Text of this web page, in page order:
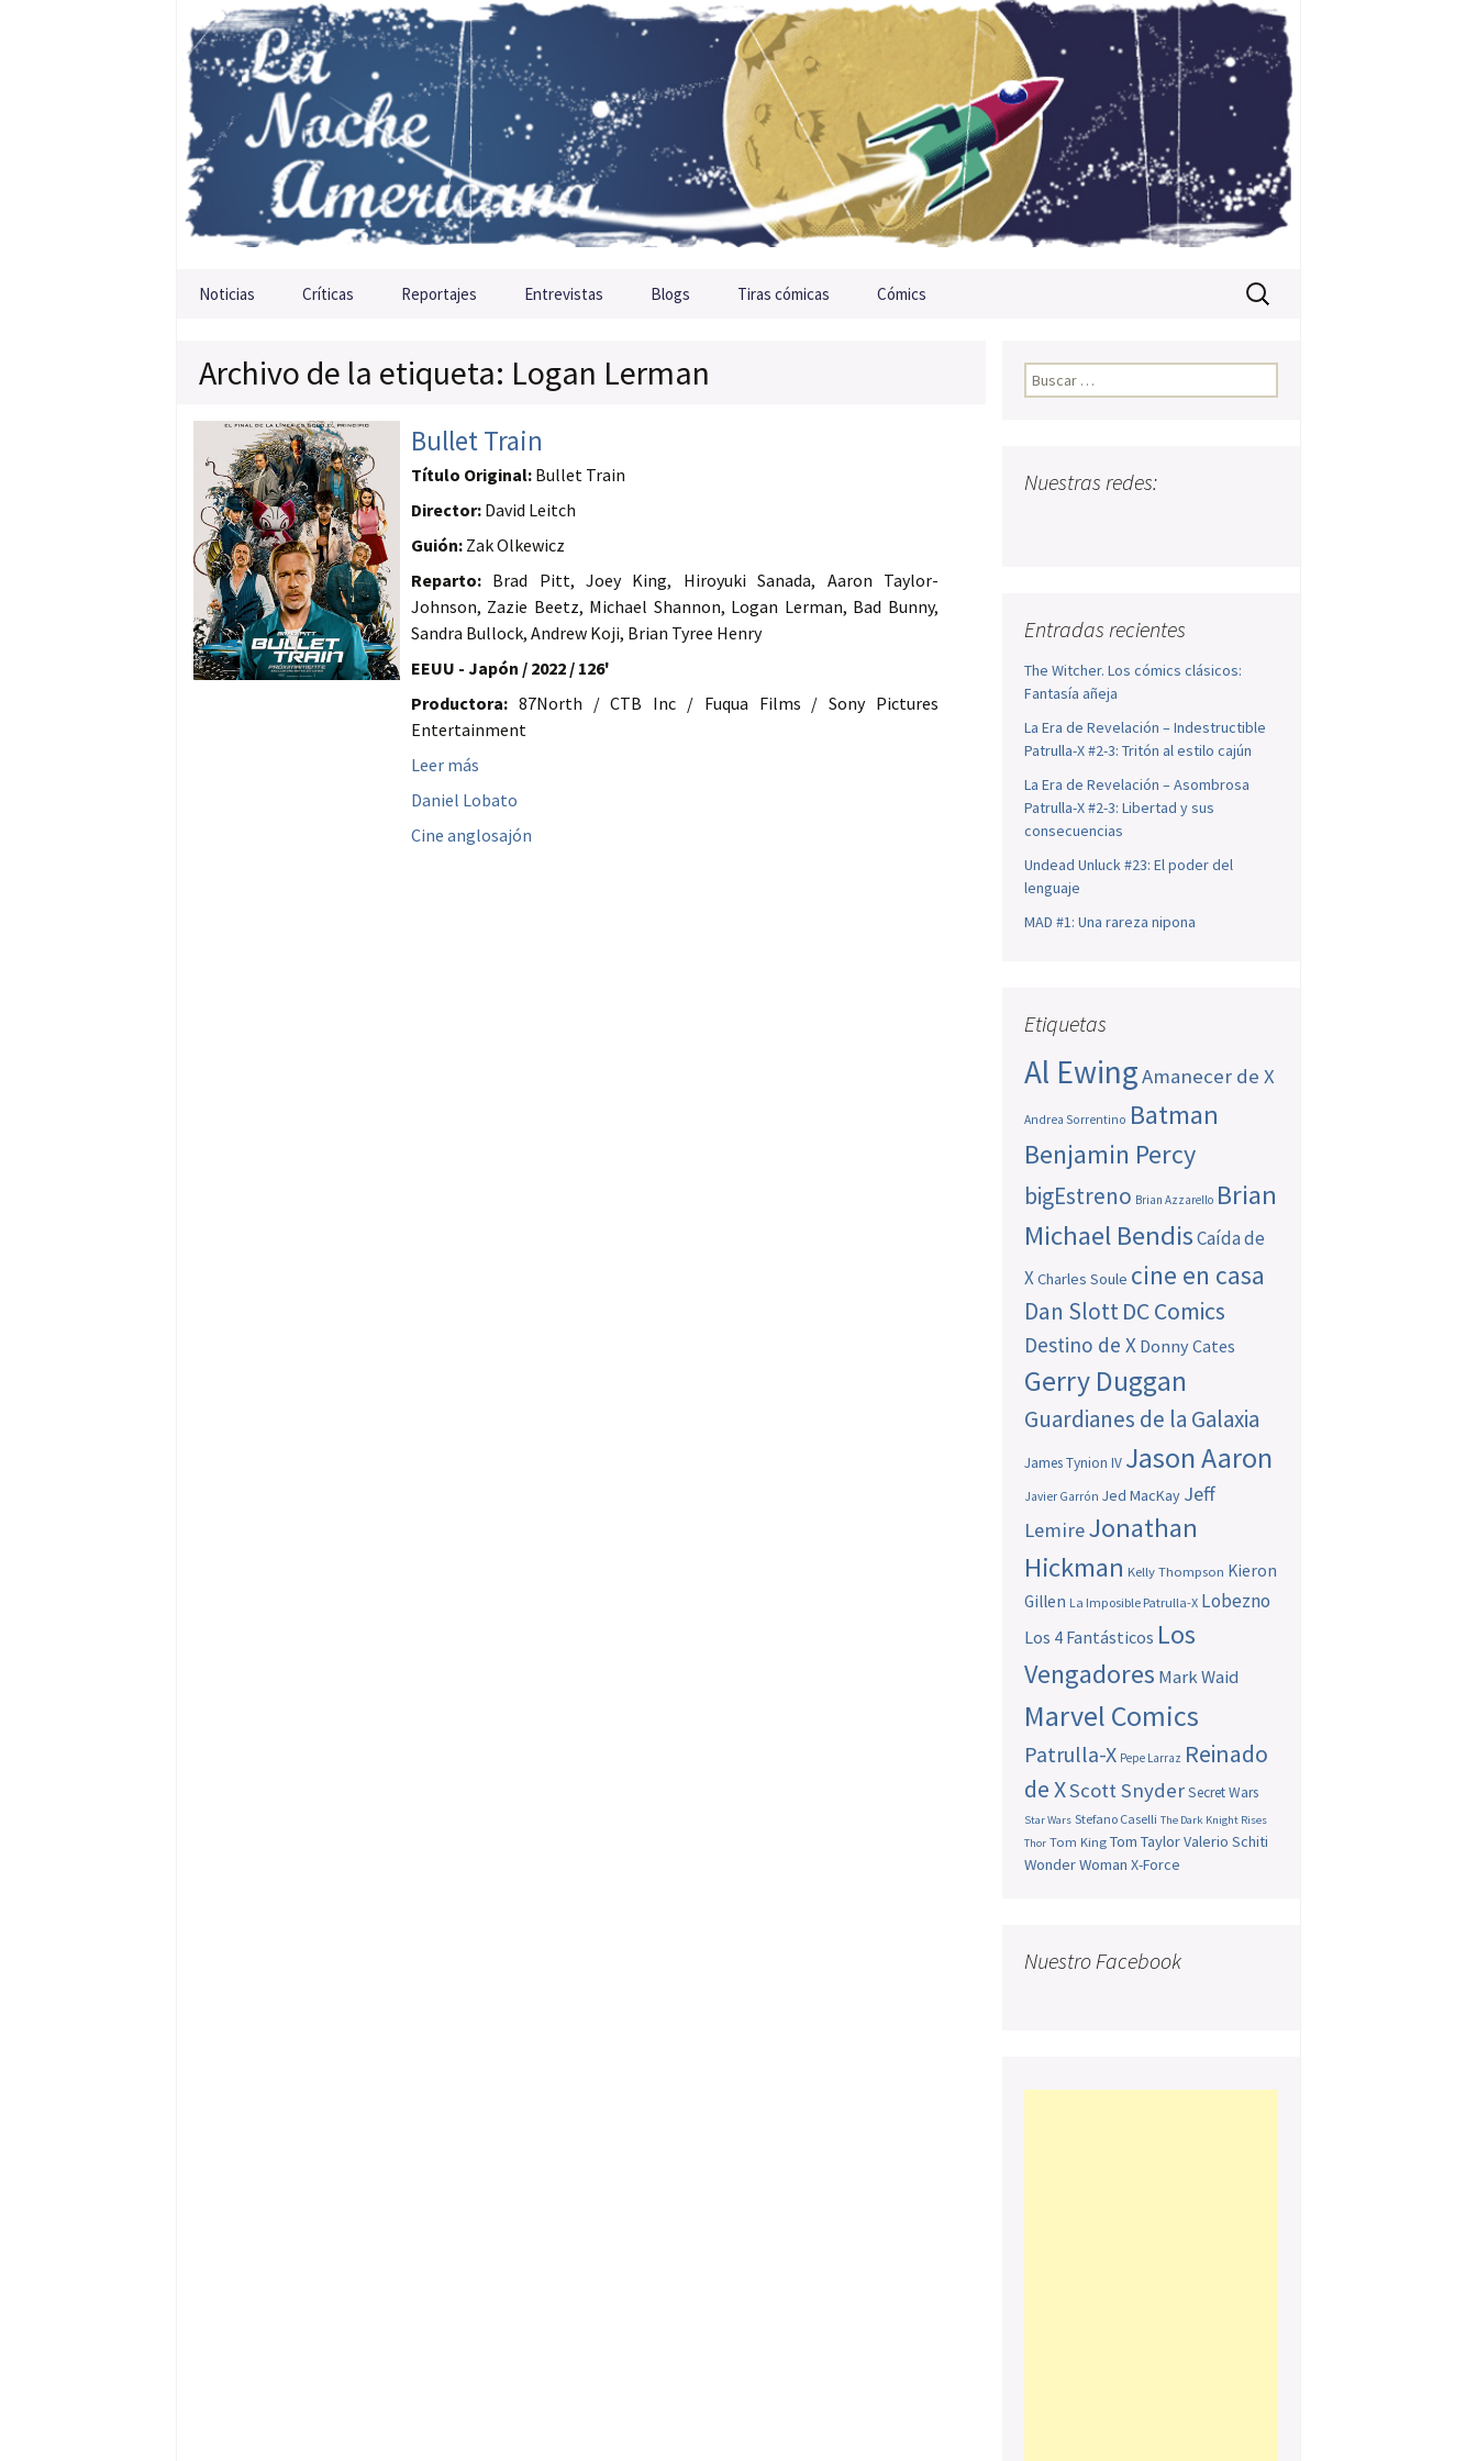
Saltar al contenido
Noticias Críticas Reportajes Entrevistas Blogs Tiras cómicas Cómics Buscar:
Archivo de la etiqueta: Logan Lerman
Bullet Train
Título Original: Bullet Train
Director: David Leitch
Guión: Zak Olkewicz
Reparto: Brad Pitt, Joey King, Hiroyuki Sanada, Aaron Taylor-
Johnson, Zazie Beetz, Michael Shannon, Logan Lerman, Bad Bunny,
Sandra Bullock, Andrew Koji, Brian Tyree Henry
EEUU - Japón / 2022 / 126'
Productora: 87North / CTB Inc / Fuqua Films / Sony Pictures
Entertainment
Leer más
Daniel Lobato
Cine anglosajón
Buscar:
Nuestras redes:
Entradas recientes
The Witcher. Los cómics clásicos:
Fantasía añeja
La Era de Revelación – Indestructible
Patrulla-X #2-3: Tritón al estilo cajún
La Era de Revelación – Asombrosa
Patrulla-X #2-3: Libertad y sus
consecuencias
Undead Unluck #23: El poder del
lenguaje
MAD #1: Una rareza nipona
Etiquetas
Al EwingAmanecer de X
Andrea Sorrentino Batman
Benjamin Percy
bigEstreno Brian Azzarello Brian
Michael BendisCaída de
XCharles Soule cine en casa
Dan SlottDC Comics
Destino de X Donny Cates
Gerry Duggan
Guardianes de la Galaxia
James Tynion IV Jason Aaron
Javier Garrón Jed MacKay Jeff
LemireJonathan
Hickman Kelly Thompson Kieron
Gillen La Imposible Patrulla-X Lobezno
Los 4 Fantásticos Los
Vengadores Mark Waid
Marvel Comics
Patrulla-X Pepe Larraz Reinado
de XScott SnyderSecret Wars
Star Wars Stefano Caselli The Dark Knight Rises
Thor Tom King Tom TaylorValerio Schiti
Wonder Woman X-Force
Nuestro Facebook